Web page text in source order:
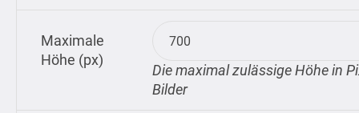
Maximale
Höhe (px)
Die maximal zulässige Höhe in
Bilder